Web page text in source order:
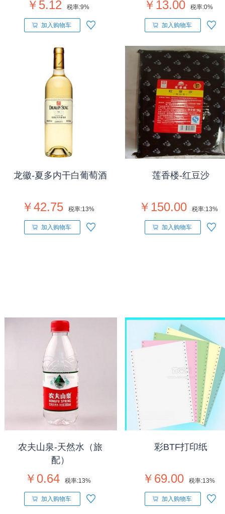
￥5.12 税率:9%
加入购物车
￥13.00 税率:0%
加入购物车
龙徽-夏多内干白葡萄酒
￥42.75 税率:13%
加入购物车
莲香楼-红豆沙
￥150.00 税率:13%
加入购物车
农夫山泉-天然水（旅
配）
￥0.64 税率:13%
加入购物车
彩BTF打印纸
￥69.00 税率:13%
加入购物车